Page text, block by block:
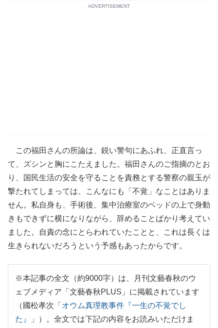
ADVERTISEMENT
この福田さんの所論は、鋭い警句にあふれ、正直言っ
て、ズシンと胸にこたえました。福田さんのご指摘のとお
り、国民生活の安全を守ることを責務とする警察の親玉が
撃たれてしまっては、こんなにも「不覚」なことはありま
せん。私自身も、手術後、集中治療室のベッドの上で身動
きもできずに横になりながら、辞めることばかり考えてい
ました。自責の念にとらわれていたことと、これは長くは
生きられないだろうという予感もあったからです。
※本記事の全文（約9000字）は、月刊文藝春秋のウ
ェブメディア「文藝春秋PLUS」に掲載されています
（國松孝次「 オウム真理教事件『一生の不覚でし
た』
」）。全文では下記の内容をお読みいただけま